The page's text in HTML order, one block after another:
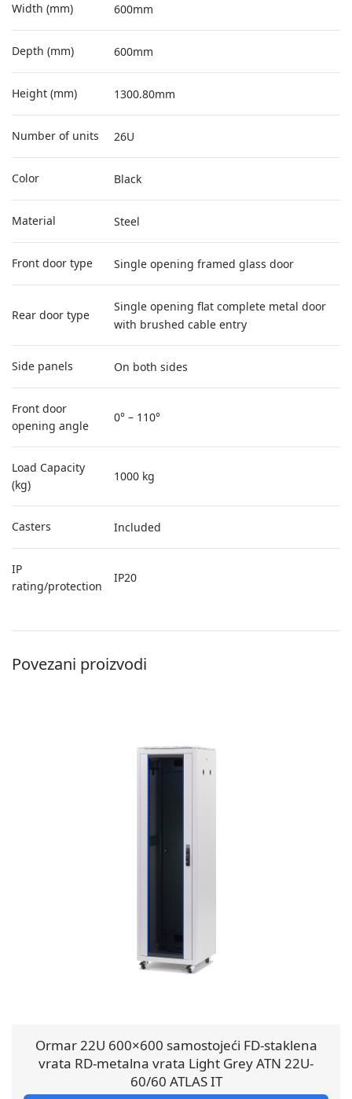
Width (mm) 600mm
Depth (mm) 600mm
Height (mm) 1300.80mm
Number of units 26U
Color Black
Material Steel
Front door type Single opening framed glass door
Rear door type
Single opening flat complete metal door
with brushed cable entry
Side panels On both sides
Front door
opening angle
0° – 110°
Load Capacity
(kg)
1000 kg
Casters Included
IP
rating/protection
IP20
Povezani proizvodi
Ormar 22U 600×600 samostojeći FD-staklena
vrata RD-metalna vrata Light Grey ATN 22U-
60/60 ATLAS IT